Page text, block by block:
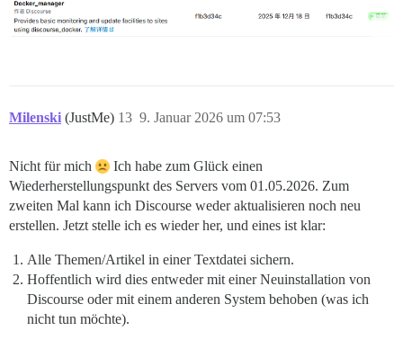
Milenski (JustMe) 9. Januar 2026 um 07:53
13
Nicht für mich
Ich habe zum Glück einen
Wiederherstellungspunkt des Servers vom 01.05.2026. Zum
zweiten Mal kann ich Discourse weder aktualisieren noch neu
erstellen. Jetzt stelle ich es wieder her, und eines ist klar:
Alle Themen/Artikel in einer Textdatei sichern.
Hoffentlich wird dies entweder mit einer Neuinstallation von
Discourse oder mit einem anderen System behoben (was ich
nicht tun möchte).